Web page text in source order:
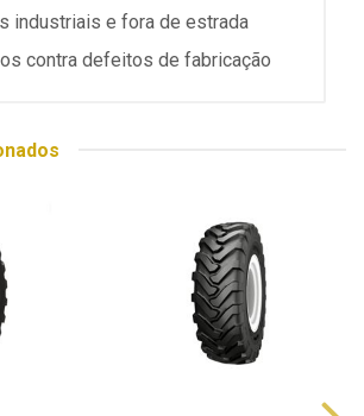
industriais e fora de estrada
contra defeitos de fabricação